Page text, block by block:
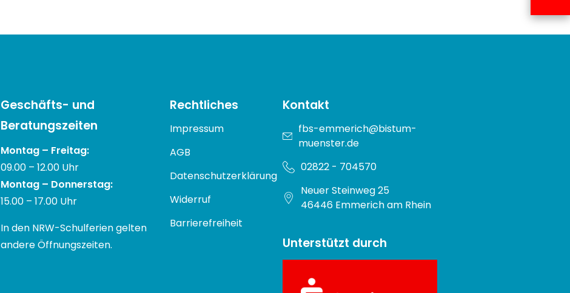
Geschäfts- und
Beratungszeiten
Montag – Freitag:
09.00 – 12.00 Uhr
Montag – Donnerstag:
15.00 – 17.00 Uhr
In den NRW-Schulferien gelten
andere Öffnungszeiten.
Rechtliches
Impressum
AGB
Datenschutzerklärung
Widerruf
Barrierefreiheit
Kontakt
fbs-emmerich@bistum-
muenster.de
02822 - 704570
Neuer Steinweg 25
46446 Emmerich am Rhein
Unterstützt durch